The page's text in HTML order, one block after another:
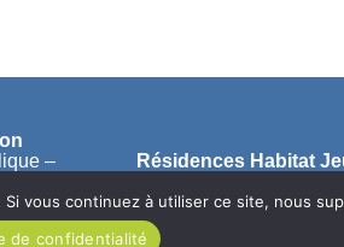
–
Résidences Habitat
vous continuez à utiliser ce site, nous
de confidentialité